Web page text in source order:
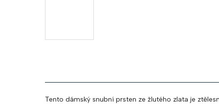
Tento dámský snubní prsten ze žlutého zlata je